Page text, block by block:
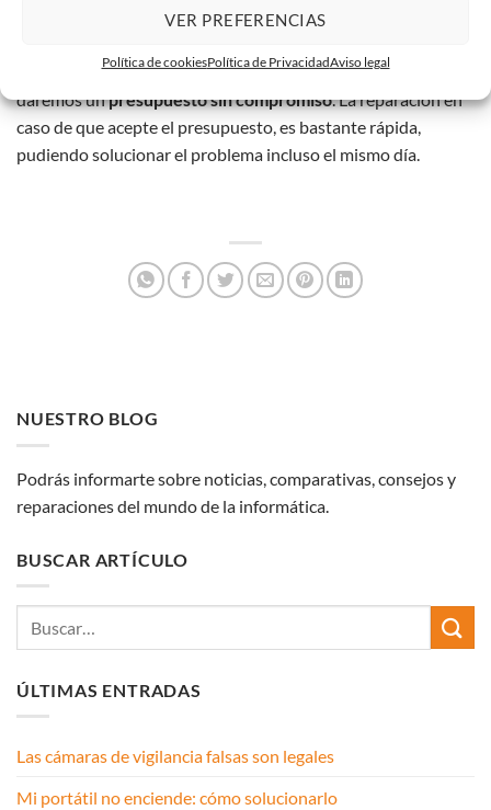
VER PREFERENCIAS
Política de cookiesPolítica de PrivacidadAviso legal
nuestro taller en Tenerife.
Nosotros haremos una revisión interna de sus mandos y le
daremos unpresupuesto sin compromiso. La reparación en
caso de que acepte el presupuesto, es bastante rápida,
pudiendo solucionar el problema incluso el mismo día.
NUESTRO BLOG
Podrás informarte sobre noticias, comparativas, consejos y
reparaciones del mundo de la informática.
BUSCAR ARTÍCULO
ÚLTIMAS ENTRADAS
Las cámaras de vigilancia falsas son legales
Mi portátil no enciende: cómo solucionarlo